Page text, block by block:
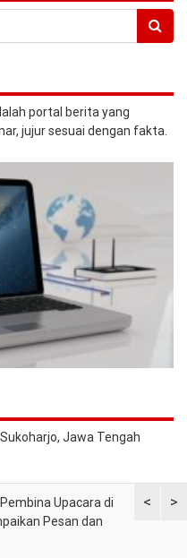
portal berita yang
jujur sesuai dengan fakta.
Jawa Tengah
<
Upacara di
Pesan dan
Kapolres
>